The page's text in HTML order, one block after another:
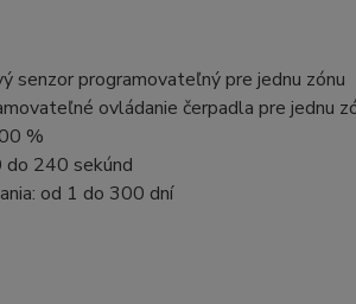
senzor programovateľný pre jednu zónu
ovládanie čerpadla pre jednu
%
do 240 sekúnd
od 1 do 300 dní